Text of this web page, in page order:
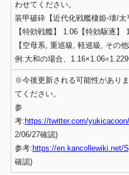
わせてください。
装甲破砕【近代化戦艦棲姫-壊/
【特効戦艦】 1.06【特効駆逐】
【空母系, 重巡級, 軽巡級, その
例:大和の場合、
※今後更新される可能性があり
てください。
参
考:https://twitter.com/
2/06/27確認)
参考:https://en.kancollewiki.net/
確認)